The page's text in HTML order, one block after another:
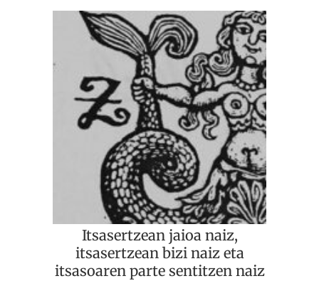
Itsasertzean jaioa naiz,
itsasertzean bizi naiz eta
itsasoaren parte sentitzen naiz